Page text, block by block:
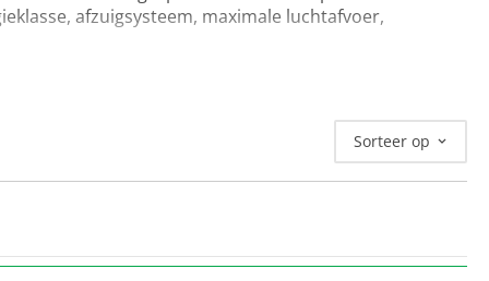
afzuigsysteem, maximale luchtafvoer,
Sorteer op